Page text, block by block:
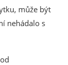
může být
nehádalo s